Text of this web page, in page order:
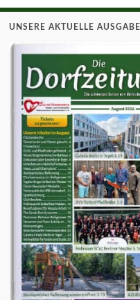
UNSERE AKTUELLE AUSGABE